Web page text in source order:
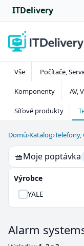
ITDelivery
Vše Počítače,
Komponenty AV,
Síťové produkty
Domů›Katalog›Telefony,
🧺Moje poptávka
Výrobce
YALE
Alarm